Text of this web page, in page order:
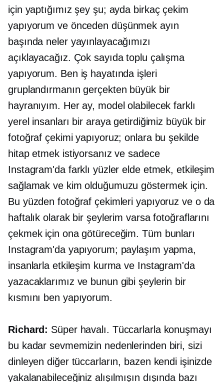
için yaptığımız şey şu; ayda birkaç çekim
yapıyorum ve önceden düşünmek ayın
başında neler yayınlayacağımızı
açıklayacağız. Çok sayıda toplu çalışma
yapıyorum. Ben iş hayatında işleri
gruplandırmanın gerçekten büyük bir
hayranıyım. Her ay, model olabilecek farklı
yerel insanları bir araya getirdiğimiz büyük bir
fotoğraf çekimi yapıyoruz; onlara bu şekilde
hitap etmek istiyorsanız ve sadece
Instagram'da farklı yüzler elde etmek, etkileşim
sağlamak ve kim olduğumuzu göstermek için.
Bu yüzden fotoğraf çekimleri yapıyoruz ve o da
haftalık olarak bir şeylerim varsa fotoğraflarını
çekmek için ona götüreceğim. Tüm bunları
Instagram'da yapıyorum; paylaşım yapma,
insanlarla etkileşim kurma ve Instagram'da
yazacaklarımız ve bunun gibi şeylerin bir
kısmını ben yapıyorum.
Richard: Süper havalı. Tüccarlarla konuşmayı
bu kadar sevmemizin nedenlerinden biri, sizi
dinleyen diğer tüccarların, bazen kendi işinizde
yakalanabileceğiniz alışılmışın dışında bazı